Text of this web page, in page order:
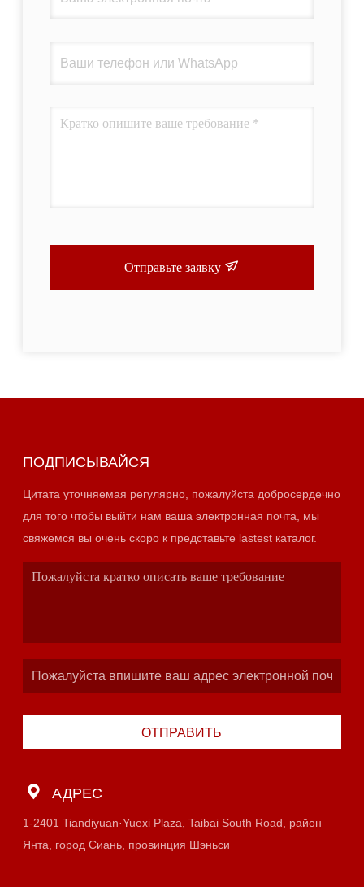
Отправьте заявку
ПОДПИСЫВАЙСЯ
Цитата уточняемая регулярно, пожалуйста добросердечно
для того чтобы выйти нам ваша электронная почта, мы
свяжемся вы очень скоро к представьте lastest каталог.
ОТПРАВИТЬ
АДРЕС
1-2401 Tiandiyuan·Yuexi Plaza, Taibai South Road, район
Янта, город Сиань, провинция Шэньси